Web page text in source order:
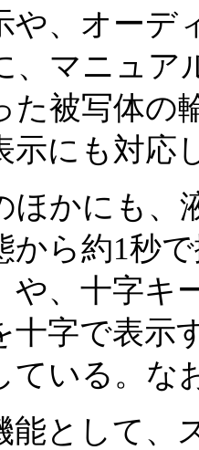
や、オーデ
、マニュア
た被写体の
示にも対応
かにも、
から約1秒
や、十字キ
十字で表示
ている。な
として、